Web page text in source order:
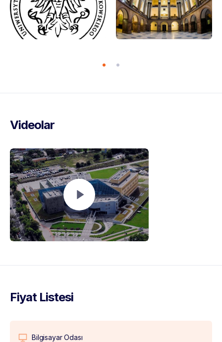
Videolar
Fiyat Listesi
Bilgisayar Odası